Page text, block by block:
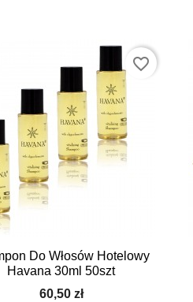
Do Włosów Hotelowy
Havana 30ml 50szt
60,50 zł
Szybki podgląd
favorite_border